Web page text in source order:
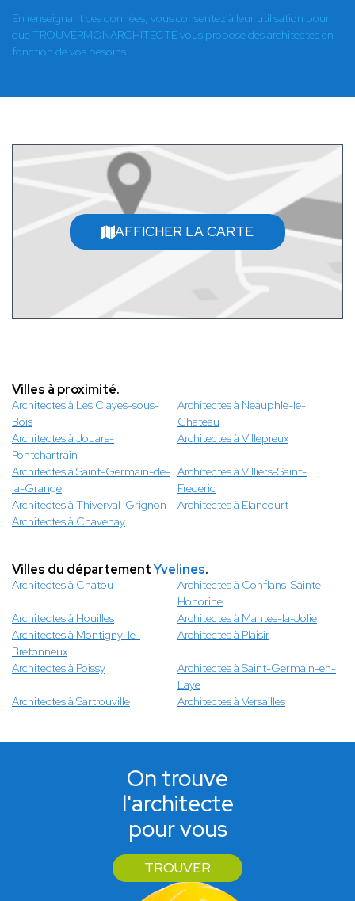
En renseignant ces données, vous consentez à leur utilisation pour
que TROUVERMONARCHITECTE vous propose des architectes en
fonction de vos besoins.
AFFICHER LA CARTE
Villes à proximité.
Architectes à Les Clayes-sous-
Bois
Architectes à Neauphle-le-
Chateau
Architectes à Jouars-
Pontchartrain
Architectes à Villepreux
Architectes à Saint-Germain-de-
la-Grange
Architectes à Villiers-Saint-
Frederic
Architectes à Thiverval-Grignon
Architectes à Elancourt
Architectes à Chavenay
Villes du départementYvelines.
Architectes à Chatou
Architectes à Conflans-Sainte-
Honorine
Architectes à Houilles
Architectes à Mantes-la-Jolie
Architectes à Montigny-le-
Bretonneux
Architectes à Plaisir
Architectes à Poissy
Architectes à Saint-Germain-en-
Laye
Architectes à Sartrouville
Architectes à Versailles
On trouve
l'architecte
pour vous
TROUVER